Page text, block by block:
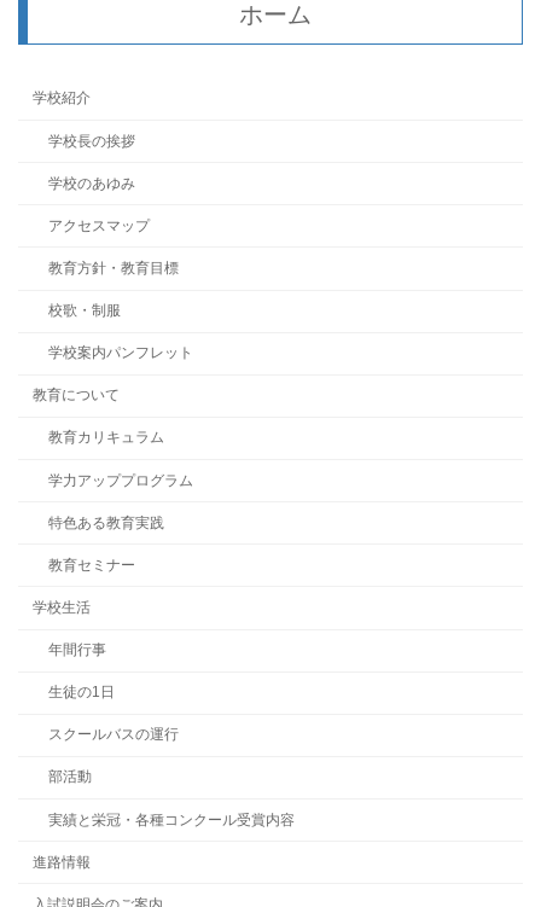
ホーム
学校紹介
学校長の挨拶
学校のあゆみ
アクセスマップ
教育方針・教育目標
校歌・制服
学校案内パンフレット
教育について
教育カリキュラム
学力アッププログラム
特色ある教育実践
教育セミナー
学校生活
年間行事
生徒の1日
スクールバスの運行
部活動
実績と栄冠・各種コンクール受賞内容
進路情報